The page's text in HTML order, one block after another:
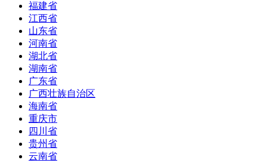
福建省
江西省
山东省
河南省
湖北省
湖南省
广东省
广西壮族自治区
海南省
重庆市
四川省
贵州省
云南省